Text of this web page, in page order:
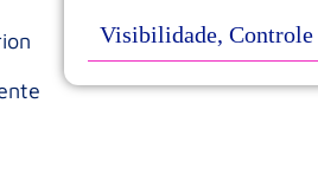
Visibilidade, Controle